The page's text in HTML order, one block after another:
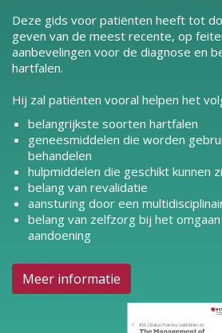
Deze gids voor patiënten heeft tot
geven van de meest recente, op
aanbevelingen voor de diagnose en
hartfalen.
Hij zal patiënten vooral helpen het
belangrijkste soorten hartfalen
geneesmiddelen die worden
behandelen
hulpmiddelen die geschikt kunnen
belang van revalidatie
aansturing door een
belang van zelfzorg bij het
aandoening
Meer informatie